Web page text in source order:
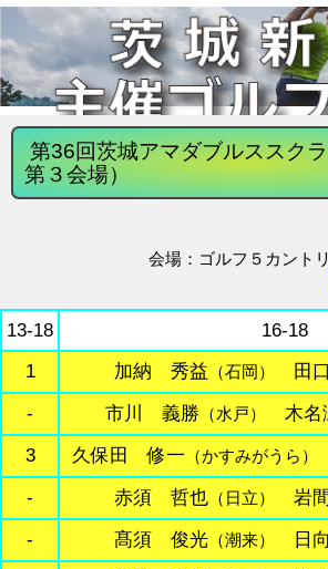
第36回茨城アマダブルススク
第３会場）
会場：ゴルフ５カント
13-18
16-18
1
加納 秀益 （石岡） 田
- 市川 義勝 （水戸） 木名
3 久保田 修一 （かすみがうら）
- 赤須 哲也 （日立） 岩
- 髙須 俊光 （潮来） 日